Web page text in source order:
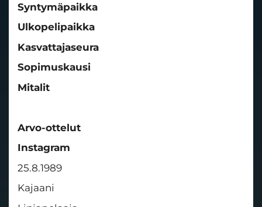
Syntymäpaikka
Ulkopelipaikka
Kasvattajaseura
Sopimuskausi
Mitalit
Arvo-ottelut
Instagram
25.8.1989
Kajaani